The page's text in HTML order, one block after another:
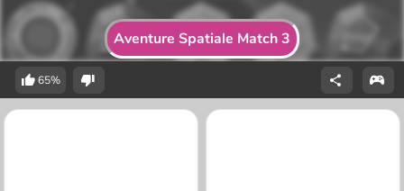
Aventure Spatiale Match 3
65%